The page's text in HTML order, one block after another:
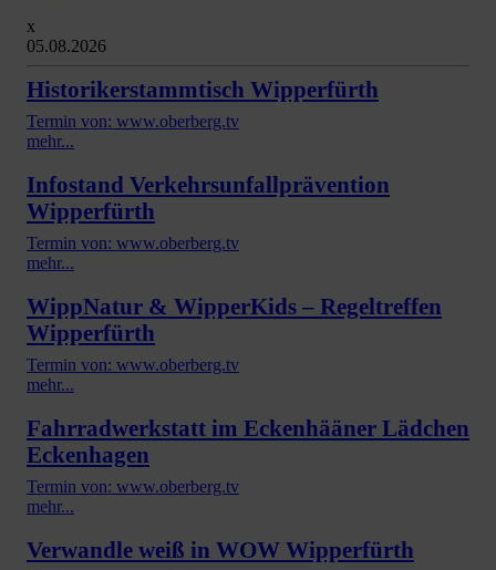
x
05.08.2026
Historikerstammtisch Wipperfürth
Termin von: www.oberberg.tv
mehr...
Infostand Verkehrsunfallprävention
Wipperfürth
Termin von: www.oberberg.tv
mehr...
WippNatur & WipperKids – Regeltreffen
Wipperfürth
Termin von: www.oberberg.tv
mehr...
Fahrradwerkstatt im Eckenhääner Lädchen
Eckenhagen
Termin von: www.oberberg.tv
mehr...
Verwandle weiß in WOW Wipperfürth